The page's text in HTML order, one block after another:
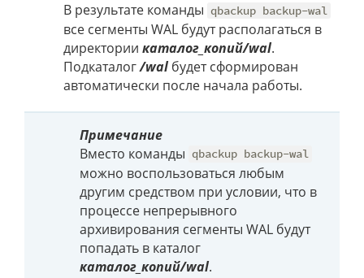
В результате команды qbackup backup-wal
все сегменты WAL будут располагаться в
директории каталог_копий/wal.
Подкаталог/walбудет сформирован
автоматически после начала работы.
Примечание
Вместо команды qbackup backup-wal
можно воспользоваться любым
другим средством при условии, что в
процессе непрерывного
архивирования сегменты WAL будут
попадать в каталог
каталог_копий/wal.